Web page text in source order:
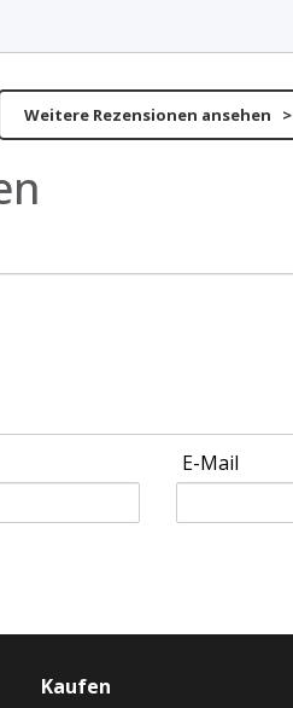
Weitere Rezensionen ansehen >
E-Mail
Kaufen